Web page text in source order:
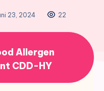
23, 2024 22
Allergen
CDD-HY